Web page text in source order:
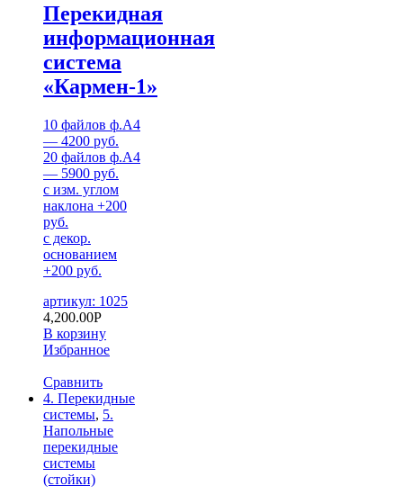
Перекидная
информационная
система
«Кармен-1»
10 файлов ф.А4
— 4200 руб.
20 файлов ф.А4
— 5900 руб.
с изм. углом
наклона +200
руб.
с декор.
основанием
+200 руб.
артикул: 1025
4,200.00Р
В корзину
Избранное
Сравнить
4. Перекидные
системы, 5.
Напольные
перекидные
системы
(стойки)